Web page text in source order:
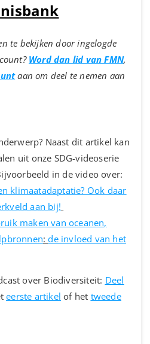
te bekijken door ingelogde
Word dan lid van FMN,
aan om deel te nemen aan
Naast dit artikel kan
uit onze SDG-videoserie
in de video over:
klimaatadaptatie? Ook daar
aan bij!
maken van oceanen,
:de invloed van het
over Biodiversiteit: Deel
eerste artikel of het tweede